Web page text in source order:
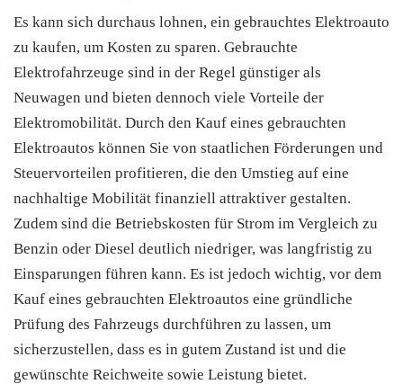
Es kann sich durchaus lohnen, ein gebrauchtes Elektroauto
zu kaufen, um Kosten zu sparen. Gebrauchte
Elektrofahrzeuge sind in der Regel günstiger als
Neuwagen und bieten dennoch viele Vorteile der
Elektromobilität. Durch den Kauf eines gebrauchten
Elektroautos können Sie von staatlichen Förderungen und
Steuervorteilen profitieren, die den Umstieg auf eine
nachhaltige Mobilität finanziell attraktiver gestalten.
Zudem sind die Betriebskosten für Strom im Vergleich zu
Benzin oder Diesel deutlich niedriger, was langfristig zu
Einsparungen führen kann. Es ist jedoch wichtig, vor dem
Kauf eines gebrauchten Elektroautos eine gründliche
Prüfung des Fahrzeugs durchführen zu lassen, um
sicherzustellen, dass es in gutem Zustand ist und die
gewünschte Reichweite sowie Leistung bietet.